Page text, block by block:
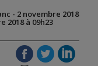
- 2 novembre 2018
2018 à 09h23